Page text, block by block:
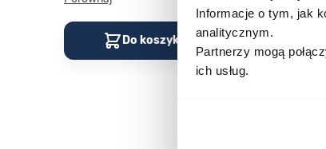
Informacje o tym, jak
analitycznym.
Partnerzy mogą
ich usług.
Do koszyka